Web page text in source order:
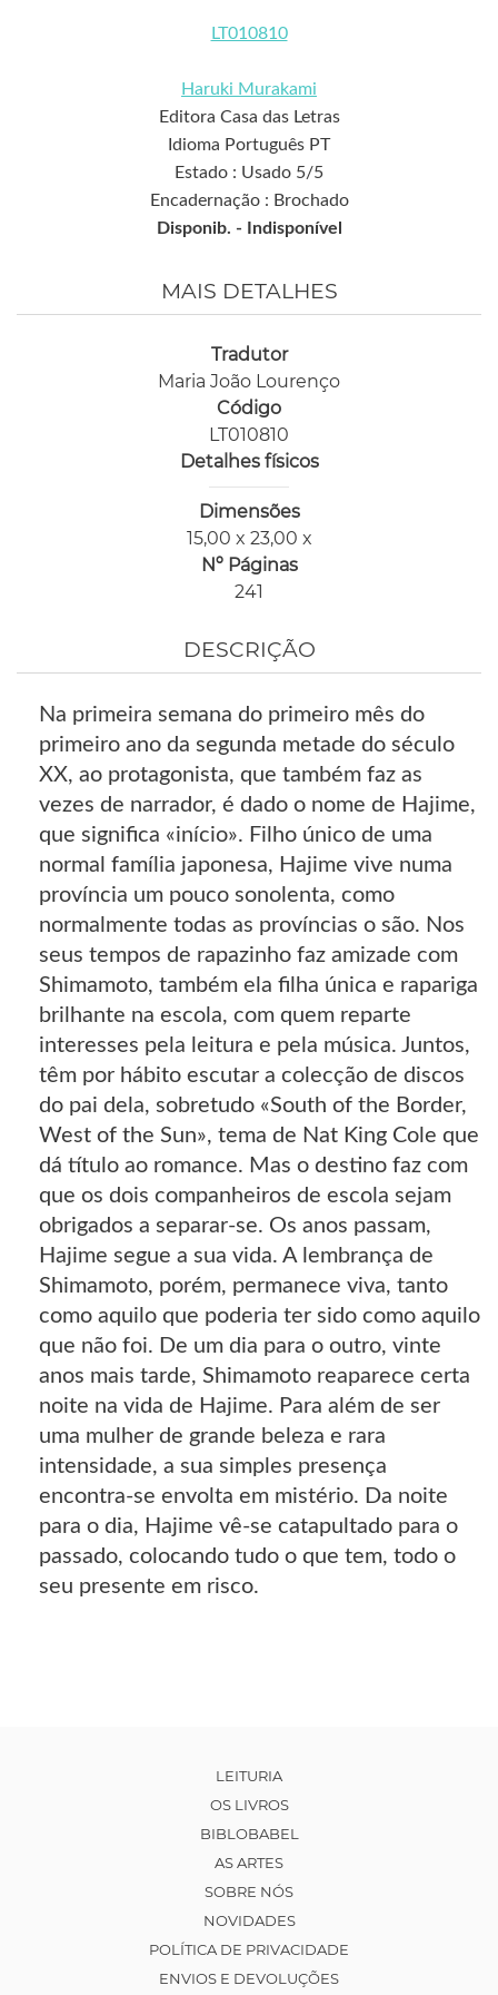
LT010810
Haruki Murakami
Editora Casa das Letras
Idioma Português PT
Estado : Usado 5/5
Encadernação : Brochado
Disponib. -
Indisponível
MAIS DETALHES
Tradutor
Maria João Lourenço
Código
LT010810
Detalhes físicos
Dimensões
15,00 x 23,00 x
Nº Páginas
241
DESCRIÇÃO
Na primeira semana do primeiro mês do
primeiro ano da segunda metade do século
XX, ao protagonista, que também faz as
vezes de narrador, é dado o nome de Hajime,
que significa «início». Filho único de uma
normal família japonesa, Hajime vive numa
província um pouco sonolenta, como
normalmente todas as províncias o são. Nos
seus tempos de rapazinho faz amizade com
Shimamoto, também ela filha única e rapariga
brilhante na escola, com quem reparte
interesses pela leitura e pela música. Juntos,
têm por hábito escutar a colecção de discos
do pai dela, sobretudo «South of the Border,
West of the Sun», tema de Nat King Cole que
dá título ao romance. Mas o destino faz com
que os dois companheiros de escola sejam
obrigados a separar-se. Os anos passam,
Hajime segue a sua vida. A lembrança de
Shimamoto, porém, permanece viva, tanto
como aquilo que poderia ter sido como aquilo
que não foi. De um dia para o outro, vinte
anos mais tarde, Shimamoto reaparece certa
noite na vida de Hajime. Para além de ser
uma mulher de grande beleza e rara
intensidade, a sua simples presença
encontra-se envolta em mistério. Da noite
para o dia, Hajime vê-se catapultado para o
passado, colocando tudo o que tem, todo o
seu presente em risco.
LEITURIA
OS LIVROS
BIBLOBABEL
AS ARTES
SOBRE NÓS
NOVIDADES
POLÍTICA DE PRIVACIDADE
ENVIOS E DEVOLUÇÕES